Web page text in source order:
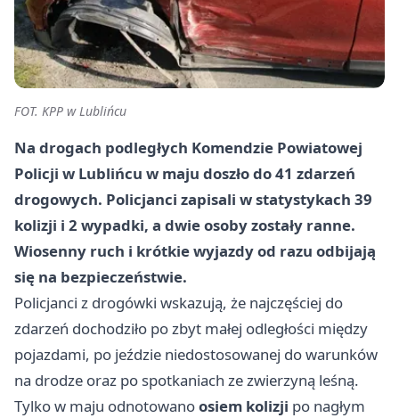
FOT. KPP w Lublińcu
Na drogach podległych Komendzie Powiatowej
Policji w Lublińcu w maju doszło do41 zdarzeń
drogowych. Policjanci zapisali w statystykach 39
kolizji i 2 wypadki, a dwie osoby zostały ranne.
Wiosenny ruch i krótkie wyjazdy od razu odbijają
się na bezpieczeństwie.
Policjanci z drogówki wskazują, że najczęściej do
zdarzeń dochodziło po zbyt małej odległości między
pojazdami, po jeździe niedostosowanej do warunków
na drodze oraz po spotkaniach ze zwierzyną leśną.
Tylko w maju odnotowanoosiem kolizji po nagłym